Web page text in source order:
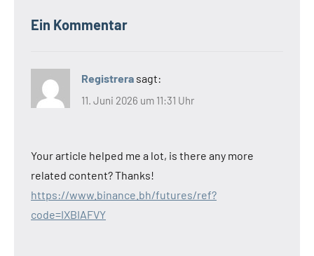
Ein Kommentar
Registrera sagt:
11. Juni 2026 um 11:31 Uhr
Your article helped me a lot, is there any more
related content? Thanks!
https://www.binance.bh/futures/ref?
code=IXBIAFVY